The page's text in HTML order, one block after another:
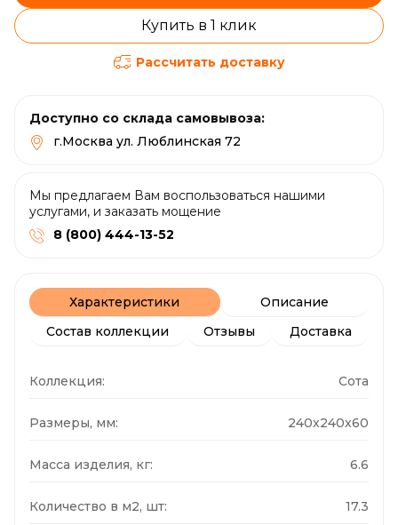
Купить в 1 клик
Рассчитать доставку
Доступно со склада самовывоза:
г.Москва ул. Люблинская 72
Мы предлагаем Вам воспользоваться нашими
услугами, и заказать мощение
8 (800) 444-13-52
Характеристики
Описание
Состав коллекции
Отзывы Доставка
Коллекция: Сота
Размеры, мм: 240x240x60
Масса изделия, кг: 6.6
Количество в м2, шт: 17.3